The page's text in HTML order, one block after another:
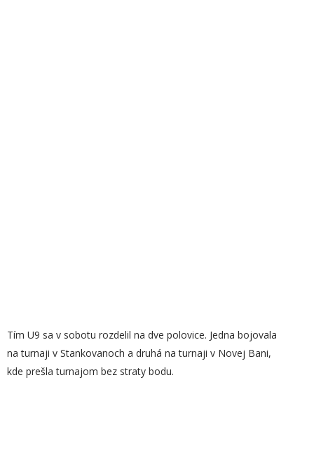
Tím U9 sa v sobotu rozdelil na dve polovice. Jedna bojovala
na turnaji v Stankovanoch a druhá na turnaji v Novej Bani,
kde prešla turnajom bez straty bodu.